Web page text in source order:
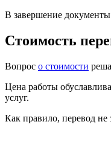
В завершение
Стоимость
Вопрос о стоимости
Цена работы
услуг.
Как правило, перевод не